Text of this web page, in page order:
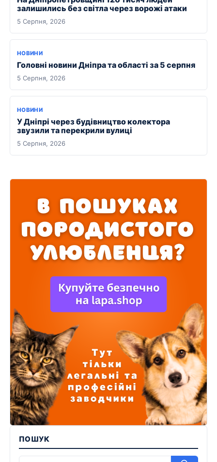
залишились без світла через ворожі атаки
5 Серпня, 2026
НОВИНИ
Головні новини Дніпра та області за 5 серпня
5 Серпня, 2026
НОВИНИ
У Дніпрі через будівництво колектора
звузили та перекрили вулиці
5 Серпня, 2026
ПОШУК